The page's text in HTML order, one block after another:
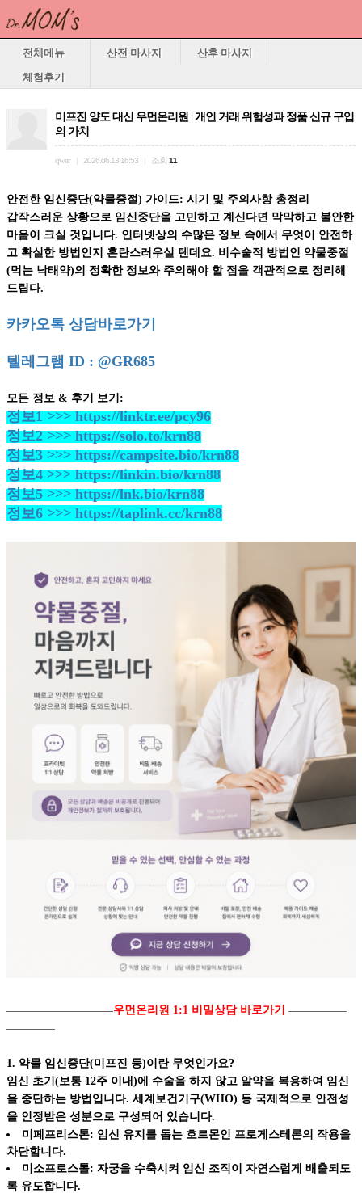
전체메뉴 산전 마사지
산후 마사지
체험후기
미프진 양도 대신 우먼온리원 | 개인 거래 위험성과 정품 신규 구입
의 가치
qwer 2026.06.13 16:53 조회 11
안전한 임신중단(약물중절) 가이드: 시기 및 주의사항 총정리
갑작스러운 상황으로 임신중단을 고민하고 계신다면 막막하고 불안한
마음이 크실 것입니다. 인터넷상의 수많은 정보 속에서 무엇이 안전하
고 확실한 방법인지 혼란스러우실 텐데요. 비수술적 방법인 약물중절
(먹는 낙태약)의 정확한 정보와 주의해야 할 점을 객관적으로 정리해
드립다.
카카오톡 상담바로가기
텔레그램 ID : @GR685
모든 정보 & 후기 보기:
정보1 >>> https://linktr.ee/pcy96
정보2 >>> https://solo.to/krn88
정보3 >>> https://campsite.bio/krn88
정보4 >>> https://linkin.bio/krn88
정보5 >>> https://lnk.bio/krn88
정보6 >>> https://taplink.cc/krn88
―――――――――――우먼온리원 1:1 비밀상담 바로가기 ――――――
―――――
1. 약물 임신중단(미프진 등)이란 무엇인가요?
임신 초기(보통 12주 이내)에 수술을 하지 않고 알약을 복용하여 임신
을 중단하는 방법입니다. 세계보건기구(WHO) 등 국제적으로 안전성
을 인정받은 성분으로 구성되어 있습니다.
미페프리스톤: 임신 유지를 돕는 호르몬인 프로게스테론의 작용을
차단합니다.
미소프로스톨: 자궁을 수축시켜 임신 조직이 자연스럽게 배출되도
록 유도합니다.